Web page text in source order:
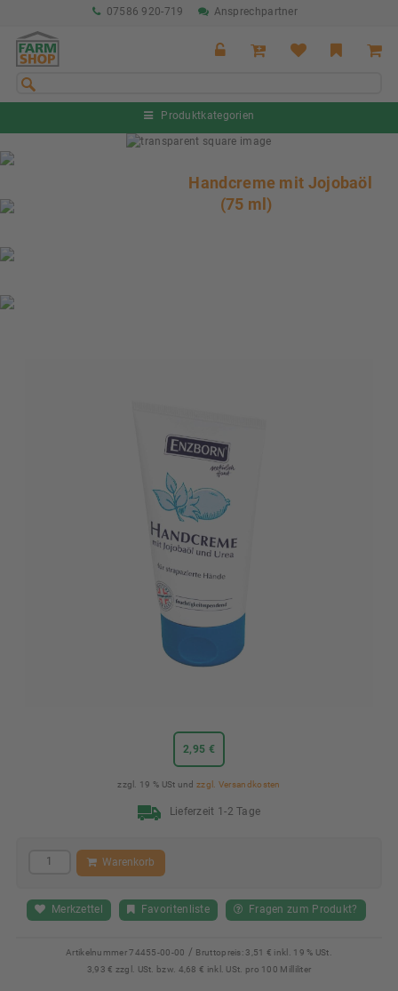
07586 920-719 Ansprechpartner
Produktkategorien
Handcreme mit Jojobaöl
(75 ml)
2,95 €
zzgl. 19 % USt und zzgl. Versandkosten
Lieferzeit 1-2 Tage
Warenkorb
Merkzettel Favoritenliste Fragen zum Produkt?
Artikelnummer74455-00-00 / Bruttopreis: 3,51 € inkl. 19 % USt.
3,93 € zzgl. USt. bzw. 4,68 € inkl. USt. pro 100 Milliliter